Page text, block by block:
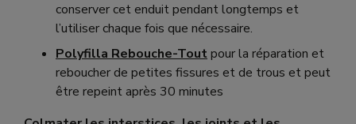
conserver cet enduit pendant longtemps et
l’utiliser chaque fois que nécessaire.
Polyfilla Rebouche-Tout pour la réparation et
reboucher de petites fissures et de trous et peut
être repeint après 30 minutes